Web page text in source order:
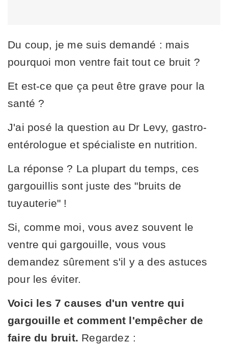
Du coup, je me suis demandé : mais
pourquoi mon ventre fait tout ce bruit ?
Et est-ce que ça peut être grave pour la
santé ?
J'ai posé la question au Dr Levy, gastro-
entérologue et spécialiste en nutrition.
La réponse ? La plupart du temps, ces
gargouillis sont juste des "bruits de
tuyauterie" !
Si, comme moi, vous avez souvent le
ventre qui gargouille, vous vous
demandez sûrement s'il y a des astuces
pour les éviter.
Voici les 7 causes d'un ventre qui
gargouille et comment l'empêcher de
faire du bruit. Regardez :